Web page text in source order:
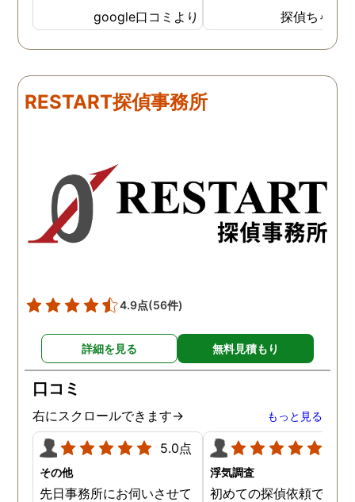
いる情報も少なかったの
で、難しいかなと思ってい
たのですが、見事に探して
ました。うれしくてお互い
に涙の再会でした。 対応し
玉総合情報事務所さんに依
頼させていただき本当に良
かったです。
google口コミより
ぼしていると、姉が探偵
不倫の証拠集めを依頼し
くれました。探偵事務所
にも関わらず、相談員の
明な点が全くないほどし
かりと説明をしてくれま
た。調査では夫が不倫相
の自宅に頻繁に訪れる様
務所に関しても調べてく
ていて、周りの人たちの
かげで夫と離婚ができそ
探偵ちゃん
RESTART探偵事務所
4.9点(56件)
詳細を見る 無料見積もり
口コミ
右にスクロールできます→ もっと見る
5.0点
その他
先日事務所にお伺いさせて
浮気調査
初めての探偵依頼で緊張